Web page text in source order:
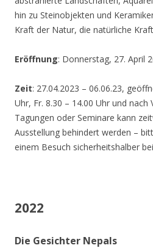
hin zu Steinobjekten und
Kraft der Natur, die natürliche
Eröffnung: Donnerstag, 27. April
Zeit: 27.04.2023 – 06.06.23,
Uhr, Fr. 8.30 – 14.00 Uhr und nach
Tagungen oder Seminare kann
Ausstellung behindert werden –
einem Besuch sicherheitshalber
2022
Die Gesichter Nepals